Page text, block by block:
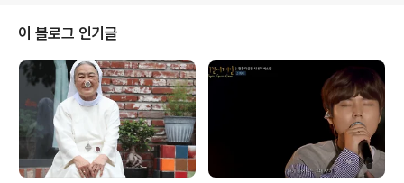
다. 하루하루가 모여 평생이 되고,'영원히'란 말이 됩니다.
어떤 사람이 이 하루라는 의미를 이렇게말했습니다. "하루
는 곧 일생이다.좋은 일생이 있는 것처럼 좋은 하루도 있다.
불행한 일생이 있는 것같이 불행한 하루도 있다. 하루를 짧
은 인생으로 본다면하나의 날을 부질없이 보내지는 않을
것이다." 좋은 하루를 보내는 것이곧 좋은 ..
이 블로그 인기글